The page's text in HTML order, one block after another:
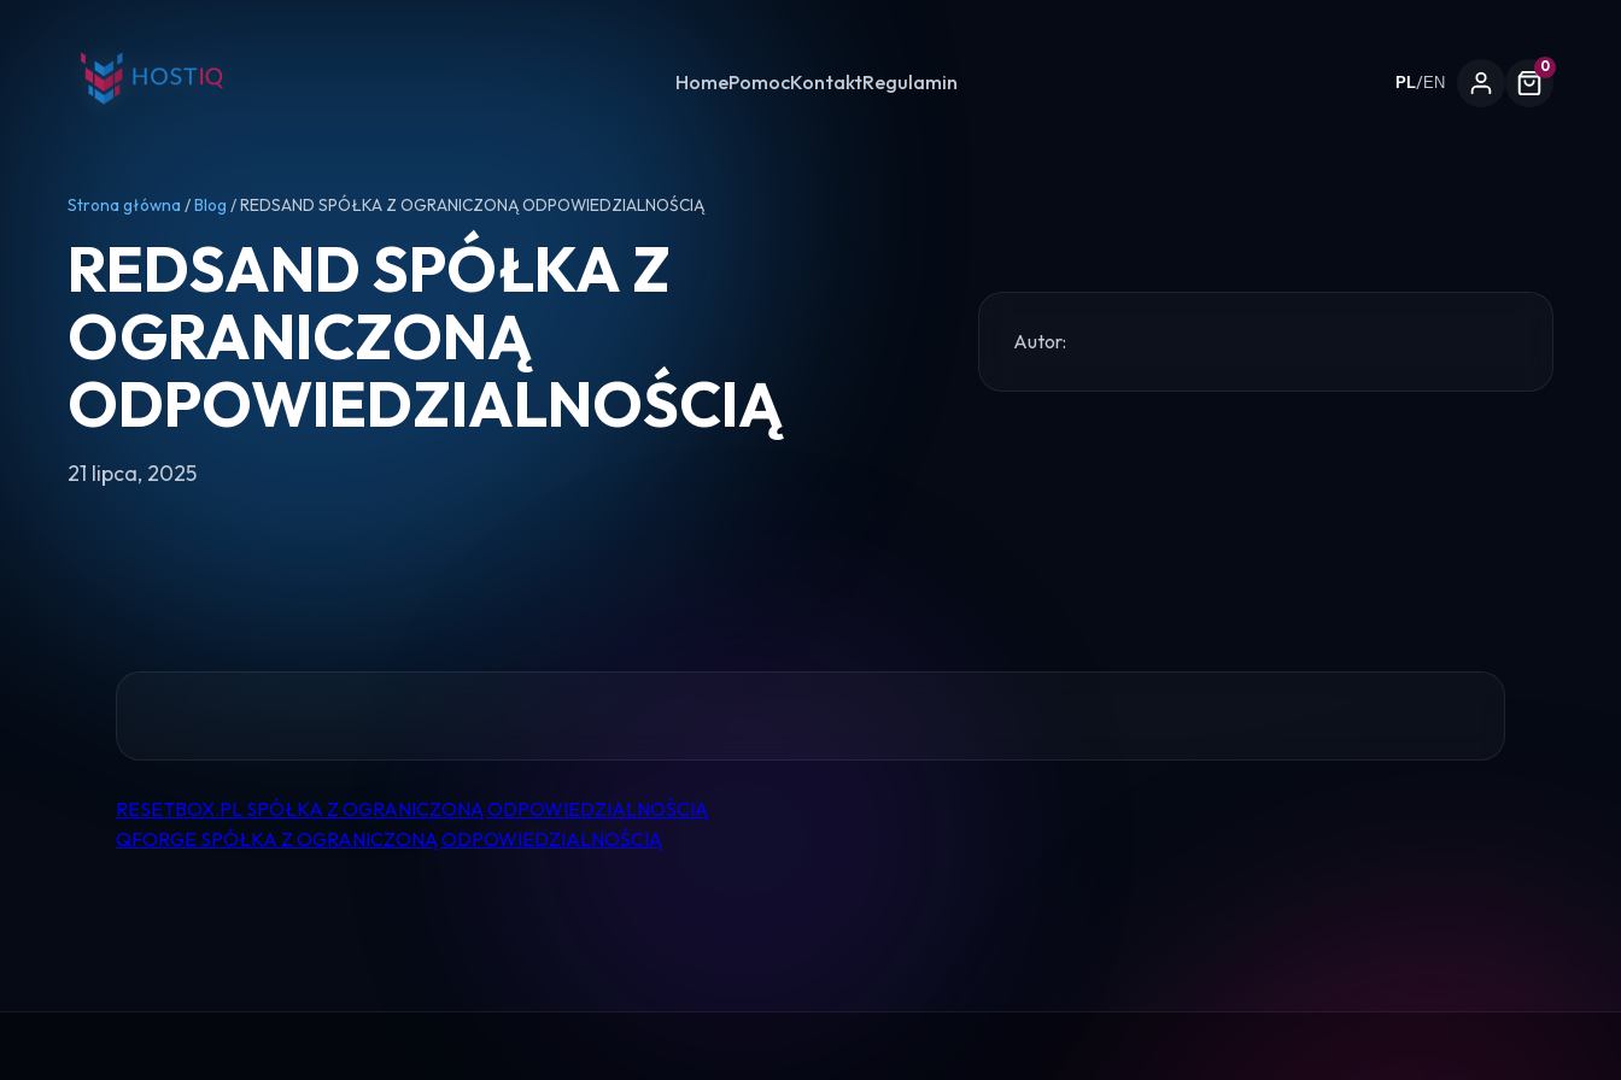
HomePomocKontaktRegulamin PL/EN
0
Strona główna /Blog / REDSAND SPÓŁKA Z OGRANICZONĄ ODPOWIEDZIALNOŚCIĄ
REDSAND SPÓŁKA Z
OGRANICZONĄ
ODPOWIEDZIALNOŚCIĄ
21 lipca, 2025
Autor:
Nawigacja
RESETBOX.PL SPÓŁKA Z OGRANICZONĄ ODPOWIEDZIALNOŚCIĄ
QFORGE SPÓŁKA Z OGRANICZONĄ ODPOWIEDZIALNOŚCIĄ